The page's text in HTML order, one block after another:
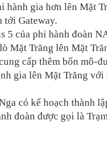
hành gia hơn lên Mặt
tới Gateway.
5 của phi hành đoàn
Mặt Trăng lên Mặt
cấp thêm bốn mô-
gia lên Mặt Trăng với
có kế hoạch thành
đoàn được gọi là